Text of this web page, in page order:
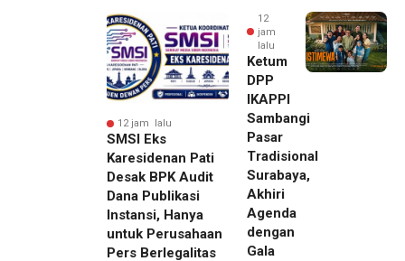
12 jam lalu
SMSI Eks
Karesidenan Pati
Desak BPK Audit
Dana Publikasi
Instansi, Hanya
untuk Perusahaan
Pers Berlegalitas
12
jam
lalu
Ketum
DPP
IKAPPI
Sambangi
Pasar
Tradisional
Surabaya,
Akhiri
Agenda
dengan
Gala